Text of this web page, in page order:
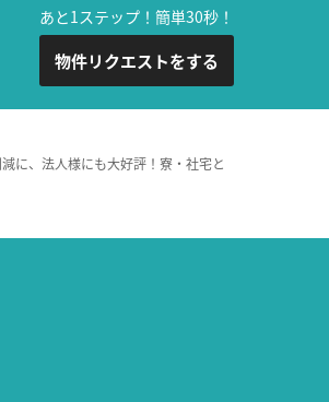
あと1ステップ！簡単30秒！
物件リクエストをする
に、法人様にも大好評！寮・社宅と